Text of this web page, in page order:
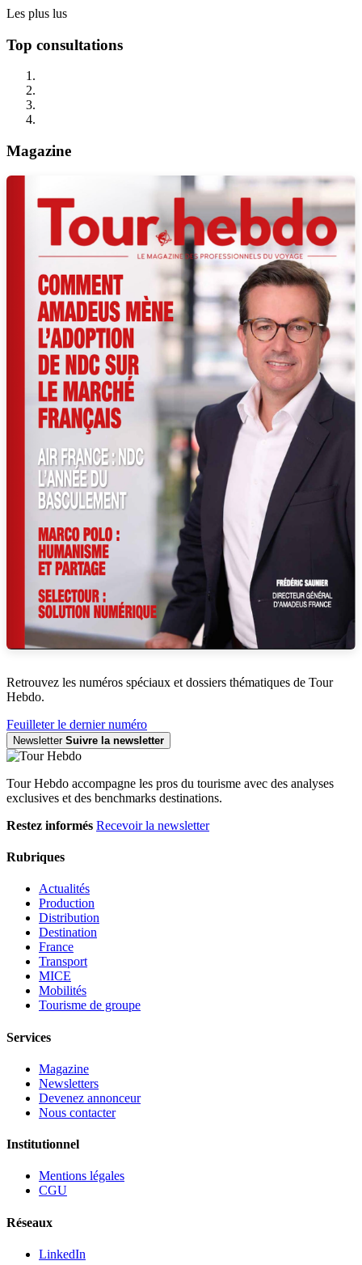
Les plus lus
Top consultations
Magazine
Retrouvez les numéros spéciaux et dossiers thématiques de Tour
Hebdo.
Feuilleter le dernier numéro
Newsletter Suivre la newsletter
Tour Hebdo accompagne les pros du tourisme avec des analyses
exclusives et des benchmarks destinations.
Restez informés Recevoir la newsletter
Rubriques
Actualités
Production
Distribution
Destination
France
Transport
MICE
Mobilités
Tourisme de groupe
Services
Magazine
Newsletters
Devenez annonceur
Nous contacter
Institutionnel
Mentions légales
CGU
Réseaux
LinkedIn